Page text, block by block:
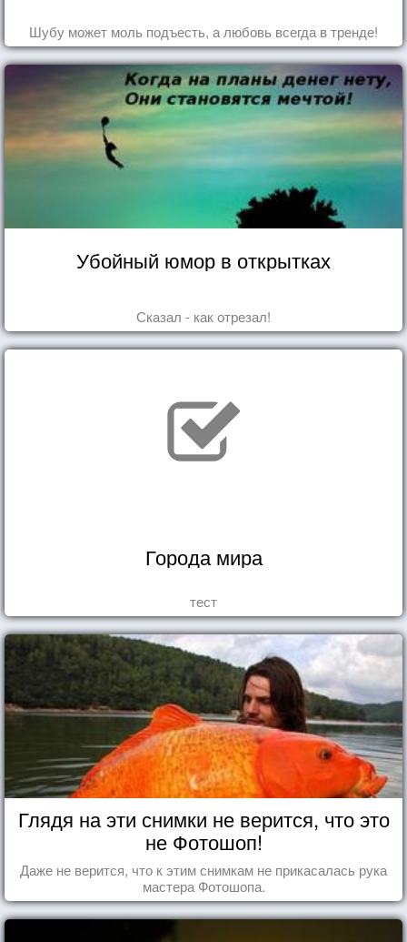
Шубу может моль подъесть, а любовь всегда в тренде!
Убойный юмор в открытках
Сказал - как отрезал!
Города мира
тест
Глядя на эти снимки не верится, что это
не Фотошоп!
Даже не верится, что к этим снимкам не прикасалась рука
мастера Фотошопа.